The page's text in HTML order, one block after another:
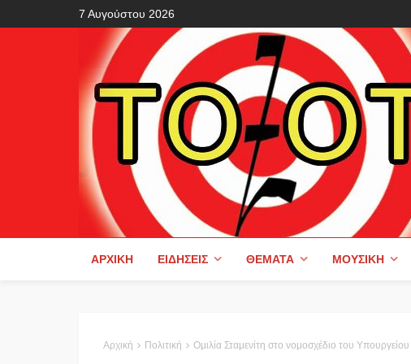
7 Αυγούστου 2026
ΑΡΧΙΚΉ ΕΙΔΉΣΕΙΣ ΘΈΜΑΤΑ ΜΟΥΣΙΚΉ
Αρχική Πολιτική Ομιλία Σταμενίτη στο νομοσχέδιο του Υπουργείου Οικονομικών «Εργαζόμαστε ώστε